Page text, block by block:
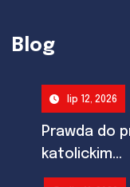
Blog
lip 12, 2026
Prawda do
katolickim...